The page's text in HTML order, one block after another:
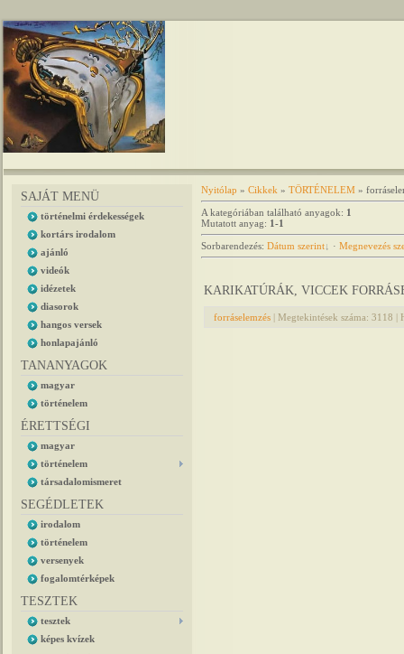
SAJÁT MENÜ
történelmi érdekességek
kortárs irodalom
ajánló
videók
idézetek
diasorok
hangos versek
honlapajánló
TANANYAGOK
magyar
történelem
ÉRETTSÉGI
magyar
történelem
társadalomismeret
SEGÉDLETEK
irodalom
történelem
versenyek
fogalomtérképek
TESZTEK
tesztek
képes kvízek
Nyitólap » Cikkek » TÖRTÉNELEM »
A kategóriában található anyagok: 1
Mutatott anyag: 1-1
Sorbarendezés: Dátum szerint · Megnevezés
KARIKATÚRÁK, VICCEK
forráselemzés | Megtekintések száma: 3118 |